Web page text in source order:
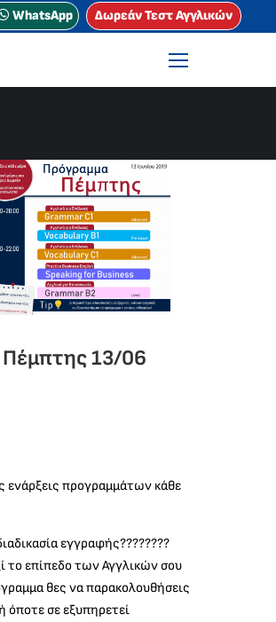
WhatsApp Δωρεάν Τεστ Αγγλικών
13/06
ενάρξεις προγραμμάτων κάθε
εγγραφής????????
το επίπεδο των Αγγλικών σου
θες να παρακολουθήσεις
όποτε σε εξυπηρετεί